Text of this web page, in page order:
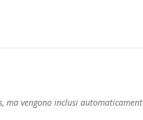
ma vengono inclusi